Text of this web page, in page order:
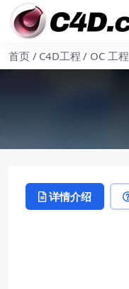
首页 C4D工程 OC 工程
详情介绍